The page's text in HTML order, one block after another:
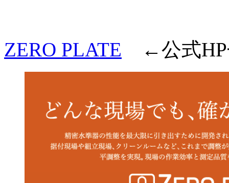
ZERO PLATE ←公式HP